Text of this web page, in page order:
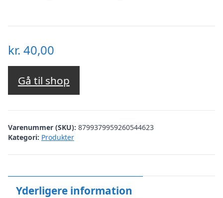
kr. 40,00
Gå til shop
Varenummer (SKU): 8799379959260544623
Kategori: Produkter
Yderligere information